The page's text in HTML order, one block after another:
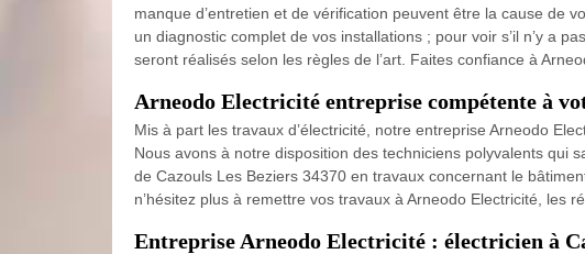
manque d’entretien et de vérification peuvent être la cause de
un diagnostic complet de vos installations ; pour voir s’il n’y a
seront réalisés selon les règles de l’art. Faites confiance à
Arneodo Electricité entreprise compétente à
Mis à part les travaux d’électricité, notre entreprise Arneodo
Nous avons à notre disposition des techniciens polyvalents qui
de Cazouls Les Beziers 34370 en travaux concernant le
n’hésitez plus à remettre vos travaux à Arneodo Electricité, les
Entreprise Arneodo Electricité : électricien à